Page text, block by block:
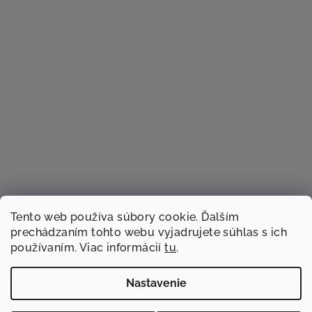
Tento web používa súbory cookie. Ďalším
prechádzaním tohto webu vyjadrujete súhlas s ich
používaním. Viac informáciítu.
Nastavenie
Sledovať na Instagrame